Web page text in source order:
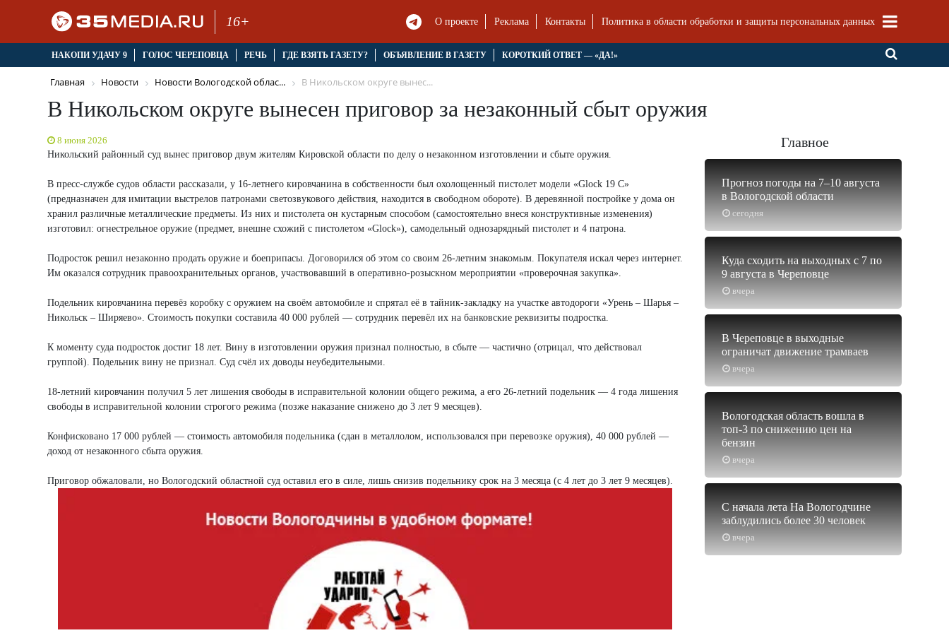
16+ О проекте Реклама Контакты Политика в области обработки и защиты персональных данных
НАКОПИ УДАЧУ 9 ГОЛОС ЧЕРЕПОВЦА РЕЧЬ ГДЕ ВЗЯТЬ ГАЗЕТУ? ОБЪЯВЛЕНИЕ В ГАЗЕТУ КОРОТКИЙ ОТВЕТ — «ДА!»
Главная Новости Новости Вологодской облас... В Никольском округе вынес...
В Никольском округе вынесен приговор за незаконный сбыт оружия
8 июня 2026
Никольский районный суд вынес приговор двум жителям Кировской области по делу о незаконном изготовлении и сбыте оружия.
В пресс-службе судов области рассказали, у 16-летнего кировчанина в собственности был охолощенный пистолет модели «Glock 19 C»
(предназначен для имитации выстрелов патронами светозвукового действия, находится в свободном обороте). В деревянной постройке у дома он
хранил различные металлические предметы. Из них и пистолета он кустарным способом (самостоятельно внеся конструктивные изменения)
изготовил: огнестрельное оружие (предмет, внешне схожий с пистолетом «Glock»), самодельный однозарядный пистолет и 4 патрона.
Подросток решил незаконно продать оружие и боеприпасы. Договорился об этом со своим 26-летним знакомым. Покупателя искал через интернет.
Им оказался сотрудник правоохранительных органов, участвовавший в оперативно-розыскном мероприятии «проверочная закупка».
Подельник кировчанина перевёз коробку с оружием на своём автомобиле и спрятал её в тайник-закладку на участке автодороги «Урень – Шарья –
Никольск – Ширяево». Стоимость покупки составила 40 000 рублей — сотрудник перевёл их на банковские реквизиты подростка.
К моменту суда подросток достиг 18 лет. Вину в изготовлении оружия признал полностью, в сбыте — частично (отрицал, что действовал
группой). Подельник вину не признал. Суд счёл их доводы неубедительными.
18-летний кировчанин получил 5 лет лишения свободы в исправительной колонии общего режима, а его 26-летний подельник — 4 года лишения
свободы в исправительной колонии строгого режима (позже наказание снижено до 3 лет 9 месяцев).
Конфисковано 17 000 рублей — стоимость автомобиля подельника (сдан в металлолом, использовался при перевозке оружия), 40 000 рублей —
доход от незаконного сбыта оружия.
Приговор обжаловали, но Вологодский областной суд оставил его в силе, лишь снизив подельнику срок на 3 месяца (с 4 лет до 3 лет 9 месяцев).
Главное
сегодня
Прогноз погоды на 7–10 августа
в Вологодской области
вчера
Куда сходить на выходных с 7 по
9 августа в Череповце
вчера
В Череповце в выходные
ограничат движение трамваев
вчера
Вологодская область вошла в
топ-3 по снижению цен на
бензин
вчера
С начала лета На Вологодчине
заблудились более 30 человек